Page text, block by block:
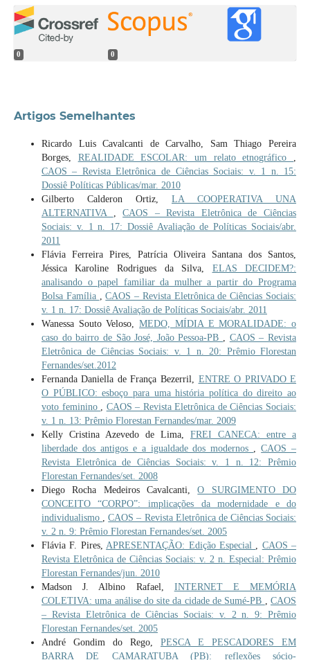
0 0
Artigos Semelhantes
Ricardo Luis Cavalcanti de Carvalho, Sam Thiago Pereira
Borges, REALIDADE ESCOLAR: um relato etnográfico ,
CAOS – Revista Eletrônica de Ciências Sociais: v. 1 n. 15:
Dossiê Políticas Públicas/mar. 2010
Gilberto Calderon Ortiz,LA COOPERATIVA UNA
ALTERNATIVA ,CAOS – Revista Eletrônica de Ciências
Sociais: v. 1 n. 17: Dossiê Avaliação de Políticas Sociais/abr.
2011
Flávia Ferreira Pires, Patrícia Oliveira Santana dos Santos,
Jéssica Karoline Rodrigues da Silva, ELAS DECIDEM?:
analisando o papel familiar da mulher a partir do Programa
Bolsa Família ,CAOS – Revista Eletrônica de Ciências Sociais:
v. 1 n. 17: Dossiê Avaliação de Políticas Sociais/abr. 2011
Wanessa Souto Veloso,MEDO, MÍDIA E MORALIDADE: o
caso do bairro de São José, João Pessoa-PB , CAOS – Revista
Eletrônica de Ciências Sociais: v. 1 n. 20: Prêmio Florestan
Fernandes/set.2012
Fernanda Daniella de França Bezerril, ENTRE O PRIVADO E
O PÚBLICO: esboço para uma história política do direito ao
voto feminino , CAOS – Revista Eletrônica de Ciências Sociais:
v. 1 n. 13: Prêmio Florestan Fernandes/mar. 2009
Kelly Cristina Azevedo de Lima,FREI CANECA: entre a
liberdade dos antigos e a igualdade dos modernos ,CAOS –
Revista Eletrônica de Ciências Sociais: v. 1 n. 12: Prêmio
Florestan Fernandes/set. 2008
Diego Rocha Medeiros Cavalcanti,O SURGIMENTO DO
CONCEITO “CORPO”: implicações da modernidade e do
individualismo ,CAOS – Revista Eletrônica de Ciências Sociais:
v. 2 n. 9: Prêmio Florestan Fernandes/set. 2005
Flávia F. Pires,APRESENTAÇÃO: Edição Especial , CAOS –
Revista Eletrônica de Ciências Sociais: v. 2 n. Especial: Prêmio
Florestan Fernandes/jun. 2010
Madson J. Albino Rafael, INTERNET E MEMÓRIA
COLETIVA: uma análise do site da cidade de Sumé-PB ,CAOS
– Revista Eletrônica de Ciências Sociais: v. 2 n. 9: Prêmio
Florestan Fernandes/set. 2005
André Gondim do Rego,PESCA E PESCADORES EM
BARRA DE CAMARATUBA (PB): reflexões sócio-